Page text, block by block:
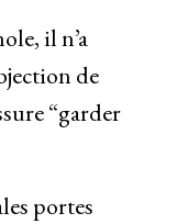
il n’a
de
“garder
portes